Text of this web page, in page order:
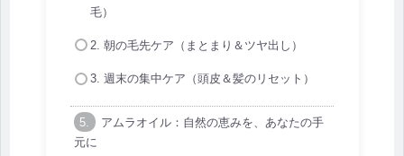
毛）
2. 朝の毛先ケア（まとまり＆ツヤ出し）
3. 週末の集中ケア（頭皮＆髪のリセット）
アムラオイル：自然の恵みを、あなたの手
元に